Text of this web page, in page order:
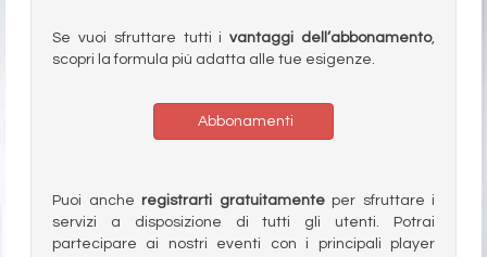
Se vuoi sfruttare tutti ivantaggi dell’abbonamento,
scopri la formula più adatta alle tue esigenze.
Abbonamenti
Puoi anche registrarti gratuitamenteper sfruttare i
servizi a disposizione di tutti gli utenti. Potrai
partecipare ai nostri eventi con i principali player